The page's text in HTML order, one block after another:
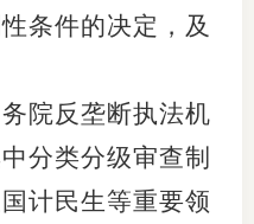
条件的决定，及
院反垄断执法机
分类分级审查制
计民生等重要领